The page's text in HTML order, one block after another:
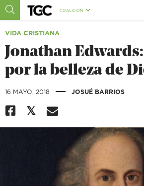
COALICIÓN
VIDA CRISTIANA
Jonathan
por la belleza de
16 MAYO, 2018 | JOSUÉ BARRIOS